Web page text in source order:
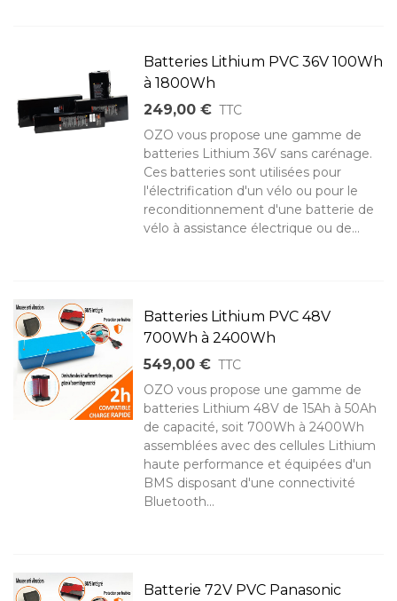
Batteries Lithium PVC 36V 100Wh
à 1800Wh
249,00 € TTC
OZO vous propose une gamme de
batteries Lithium 36V sans carénage.
Ces batteries sont utilisées pour
l'électrification d'un vélo ou pour le
reconditionnement d'une batterie de
vélo à assistance électrique ou de...
Batteries Lithium PVC 48V
700Wh à 2400Wh
549,00 € TTC
OZO vous propose une gamme de
batteries Lithium 48V de 15Ah à 50Ah
de capacité, soit 700Wh à 2400Wh
assemblées avec des cellules Lithium
haute performance et équipées d'un
BMS disposant d'une connectivité
Bluetooth...
Batterie 72V PVC Panasonic